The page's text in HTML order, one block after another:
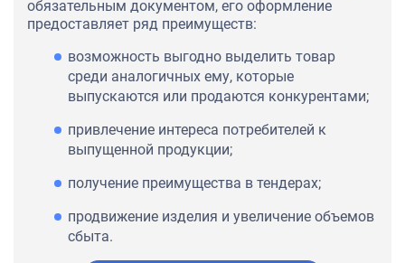
обязательным документом, его оформление
предоставляет ряд преимуществ:
возможность выгодно выделить товар
среди аналогичных ему, которые
выпускаются или продаются конкурентами;
привлечение интереса потребителей к
выпущенной продукции;
получение преимущества в тендерах;
продвижение изделия и увеличение объемов
сбыта.